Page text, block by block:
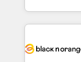
detailed
embark on a
business up for
le marketing
pourquoi, nos
référencement,